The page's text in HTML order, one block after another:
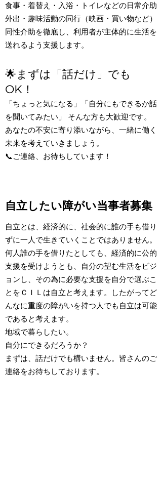
食事・着替え・入浴・トイレなどの日常介助
外出・趣味活動の同行（映画・買い物など）
同性介助を徹底し、利用者が主体的に生活を
送れるよう支援します。
🌟まずは「話だけ」でも
OK！
「ちょっと気になる」「自分にもできるか話
を聞いてみたい」 そんな方も大歓迎です。
あなたの不安に寄り添いながら、一緒に働く
未来を考えていきましょう。
📞ご連絡、お待ちしています！
自立したい障がい当事者募集
自立とは、経済的に、社会的に誰の手も借り
ずに一人で生きていくことではありません。
何人誰の手を借りたとしても、経済的に公的
支援を受けようとも、自分の望む生活をビジ
ョンし、その為に必要な支援を自分で選ぶこ
とをＣＩＬは自立と考えます。したがってど
んなに重度の障がいを持つ人でも自立は可能
であると考えます。
地域で暮らしたい。
自分にできるだろうか？
​まずは、話だけでも構いません。皆さんのご
連絡をお待ちしております。